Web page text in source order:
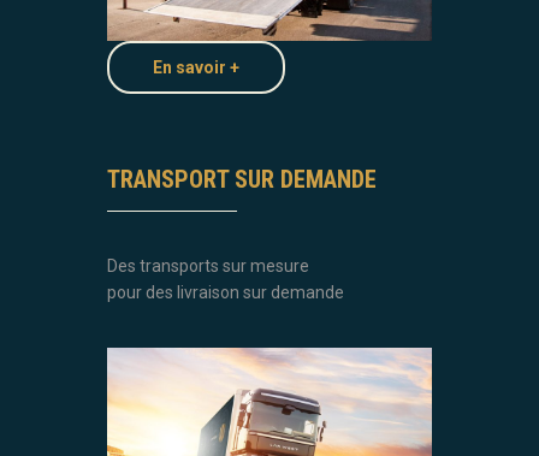
En savoir +
TRANSPORT SUR DEMANDE
Des transports sur mesure
pour des livraison sur demande